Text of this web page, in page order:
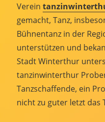
Verein
gemacht, Tanz,
Bühnentanz in der
unterstützen und
Stadt Winterthur
tanzinwinterthur
Tanzschaffende, ein
nicht zu guter letzt das